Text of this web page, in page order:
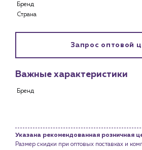
О компании
Услуги
Портфолио
Бренд
Страна
Запрос оптовой
Важные характеристики
Бренд
Указана рекомендованная розничная
Размер скидки при оптовых поставках и